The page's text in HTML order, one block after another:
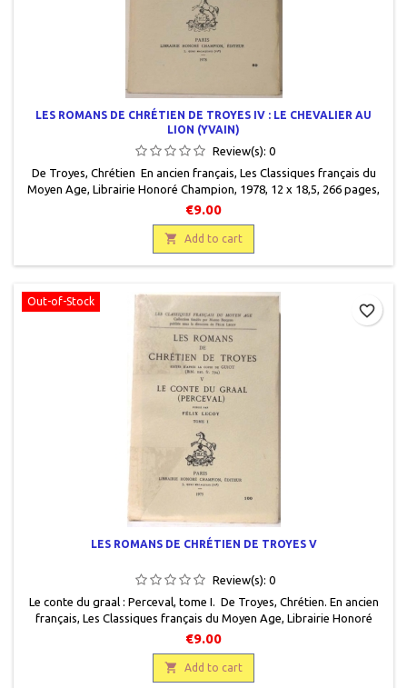
LES ROMANS DE CHRÉTIEN DE TROYES IV : LE CHEVALIER AU
LION (YVAIN)
Review(s): 0
De Troyes, Chrétien En ancien français, Les Classiques français du
Moyen Age, Librairie Honoré Champion, 1978, 12 x 18,5, 266 pages,
broché, occasion. Comme neuf.
€9.00
 Add to cart
Out-of-Stock
LES ROMANS DE CHRÉTIEN DE TROYES V
Review(s): 0
Le conte du graal : Perceval, tome I. De Troyes, Chrétien. En ancien
français, Les Classiques français du Moyen Age, Librairie Honoré
Champion, 1975, 11,5 x 17,5, 187 pages, broché, occasion. Comme
neuf. Protégé par un rhodoïd. Non coupé.
€9.00
 Add to cart
favorite_border